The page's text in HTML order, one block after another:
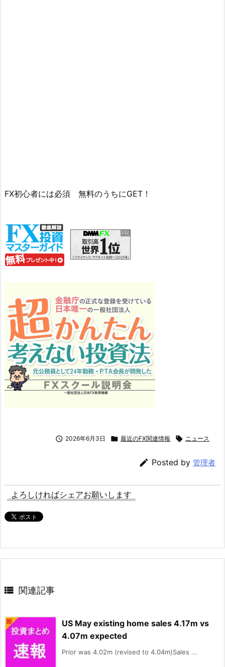
FX初心者には必須 無料のうちにGET！
 2026年6月3日  最近のFX関連情報  ニュース
 Posted by 管理者
よろしければシェアお願いします
 関連記事
US May existing home sales 4.17m vs
4.07m expected
Prior was 4.02m (revised to 4.04m)Sales ...